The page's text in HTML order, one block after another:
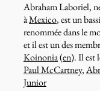
Abraham Laboriel,
àMexico, est un
renommée dans le
et il est un des
Koinonia(en). Il est
Paul McCartney,
Junior